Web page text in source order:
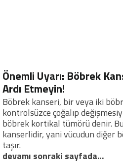
Önemli Uyarı: Böbrek
Ardı Etmeyin!
Böbrek kanseri, bir veya iki
kontrolsüzce çoğalıp
böbrek kortikal tümörü denir.
kanserlidir, yani vücudun diğer
taşır.
devamı sonraki sayfada…